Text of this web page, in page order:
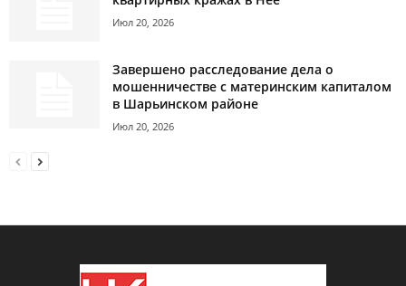
Июл 20, 2026
Завершено расследование дела о
мошенничестве с материнским капиталом
в Шарьинском районе
Июл 20, 2026